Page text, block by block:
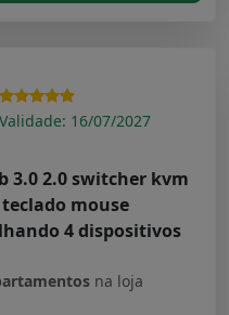
Validade: 16/07/2027
3.0 2.0 switcher kvm
mouse
4 dispositivos
na loja